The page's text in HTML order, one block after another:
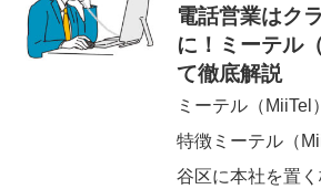
電話営業はク
に！ミーテル
て徹底解説
ミーテル（
特徴ミーテル（
谷区に本社を置